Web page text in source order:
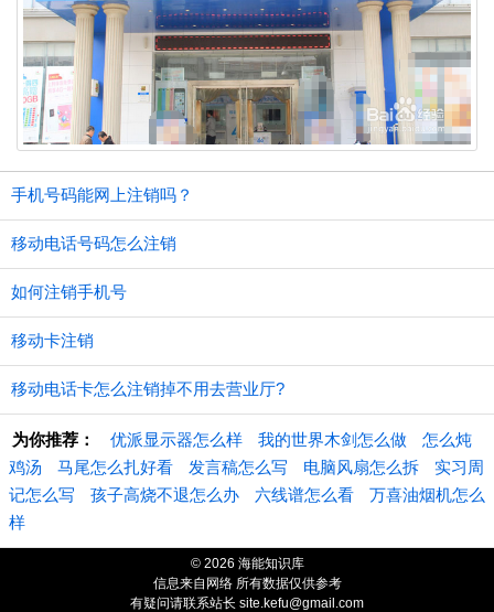
手机号码能网上注销吗？
移动电话号码怎么注销
如何注销手机号
移动卡注销
移动电话卡怎么注销掉不用去营业厅?
为你推荐： 优派显示器怎么样 我的世界木剑怎么做
怎么炖
鸡汤
马尾怎么扎好看 发言稿怎么写 电脑风扇怎么拆
实习周
记怎么写
孩子高烧不退怎么办 六线谱怎么看
万喜油烟机怎么
样
© 2026 海能知识库
信息来自网络 所有数据仅供参考
有疑问请联系站长 site.kefu@gmail.com